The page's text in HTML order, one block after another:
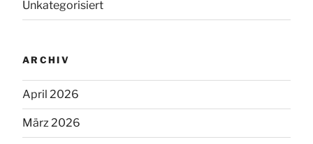
Unkategorisiert
ARCHIV
April 2026
März 2026